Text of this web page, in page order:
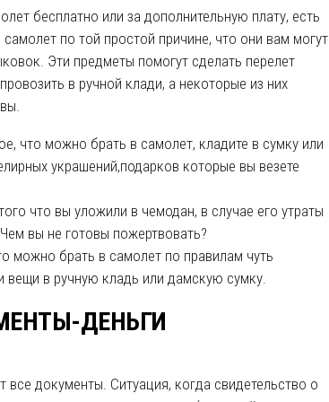
бесплатно или за дополнительную плату, есть
по той простой причине, что они вам могут
Эти предметы помогут сделать перелет
в ручной клади, а некоторые из них
что можно брать в самолет, кладите в сумку или
украшений,подарков которые вы везете
что вы уложили в чемодан, в случае его утраты
вы не готовы пожертвовать?
можно брать в самолет по правилам чуть
вещи в ручную кладь или дамскую сумку.
ДЕНЬГИ
документы. Ситуация, когда свидетельство о